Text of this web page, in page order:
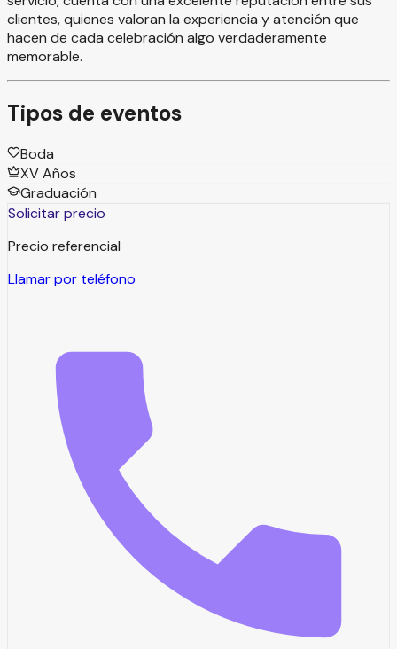
clientes, quienes valoran la experiencia y atención que
hacen de cada celebración algo verdaderamente
memorable.
Tipos de eventos
Boda
XV Años
Graduación
Solicitar precio
Precio referencial
Llamar por teléfono